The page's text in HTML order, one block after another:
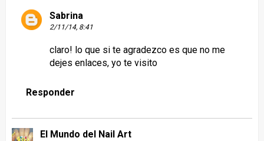
Sabrina
2/11/14, 8:41
claro! lo que si te agradezco es que no me
dejes enlaces, yo te visito
Responder
El Mundo del Nail Art